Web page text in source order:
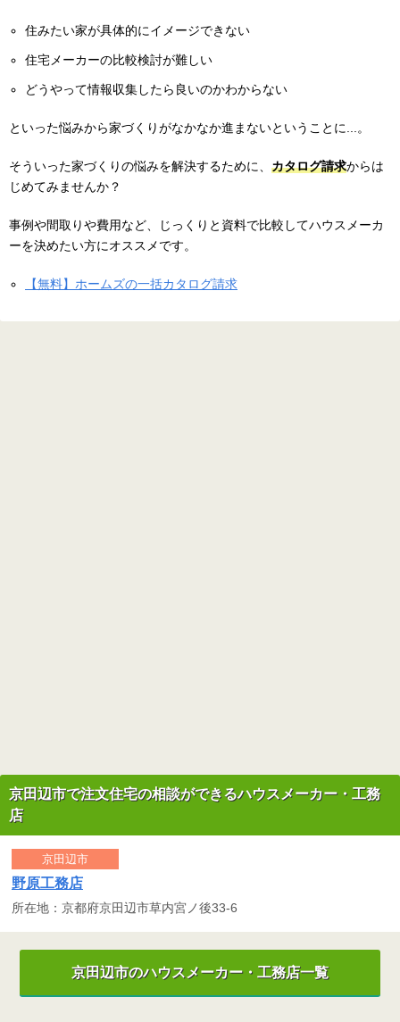
住みたい家が具体的にイメージできない
住宅メーカーの比較検討が難しい
どうやって情報収集したら良いのかわからない
といった悩みから家づくりがなかなか進まないということに...。
そういった家づくりの悩みを解決するために、 カタログ請求からは
じめてみませんか？
事例や間取りや費用など、じっくりと資料で比較してハウスメーカ
ーを決めたい方にオススメです。
【無料】ホームズの一括カタログ請求
京田辺市で注文住宅の相談ができるハウスメーカー・工務
店
野原工務店
所在地：京都府京田辺市草内宮ノ後33-6
京田辺市
京田辺市のハウスメーカー・工務店一覧